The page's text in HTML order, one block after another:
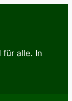
für alle. In